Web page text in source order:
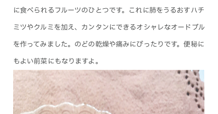
に食べられるフルーツのひとつです。これに肺をうるおすハチ
ミツやクルミを加え、カンタンにできるオシャレなオードブル
を作ってみました。のどの乾燥や痛みにぴったりです。便秘に
もよい前菜にもなりますよ。